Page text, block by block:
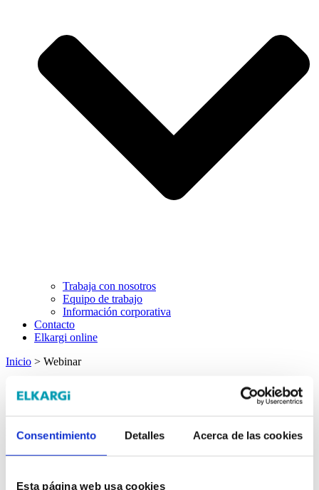
Consentimiento Detalles Acerca de las cookies
Esta página web usa cookies
Trabaja con nosotros
Equipo de trabajo
Información corporativa
Contacto
Elkargi online
Inicio > Webinar
Webinar
Elkargi organiza jornadas y encuentros dirigidos a empresas y
profesionales, centrados en financiación, avales y gestión financiera.
Estas citas ofrecen conocimiento especializado y análisis económico
de valor para el tejido empresarial.